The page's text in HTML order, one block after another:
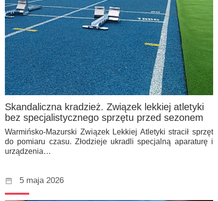
Skandaliczna kradzież. Związek lekkiej atletyki
bez specjalistycznego sprzętu przed sezonem
Warmińsko-Mazurski Związek Lekkiej Atletyki stracił sprzęt
do pomiaru czasu. Złodzieje ukradli specjalną aparaturę i
urządzenia…
5 maja 2026